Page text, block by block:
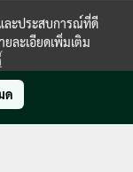
ละประสบการณ์ที่ดี
ละเอียดเพิ่มเติม
ด